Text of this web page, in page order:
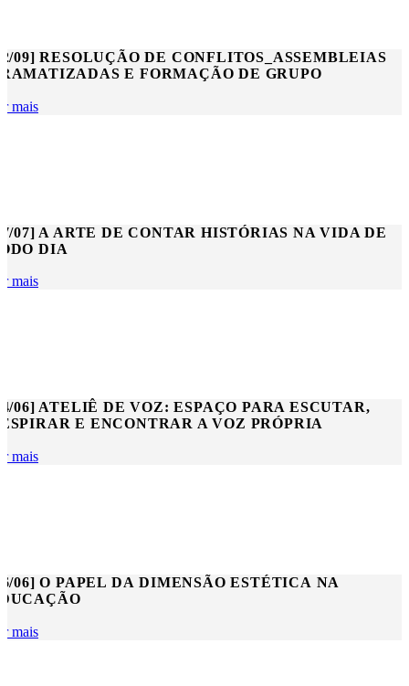
09] RESOLUÇÃO DE CONFLITOS_ASSEMBLEIAS
E FORMAÇÃO DE GRUPO
mais
07] A ARTE DE CONTAR HISTÓRIAS NA VIDA DE
DIA
mais
06] ATELIÊ DE VOZ: ESPAÇO PARA ESCUTAR,
E ENCONTRAR A VOZ PRÓPRIA
mais
06] O PAPEL DA DIMENSÃO ESTÉTICA NA
mais